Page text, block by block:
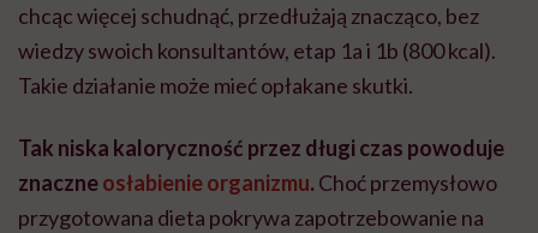
chcąc więcej schudnąć, przedłużają znacząco, bez
wiedzy swoich konsultantów, etap 1a i 1b (800 kcal).
Takie działanie może mieć opłakane skutki.
Tak niska kaloryczność przez długi czas powoduje
znaczneosłabienie organizmu. Choć przemysłowo
przygotowana dieta pokrywa zapotrzebowanie na